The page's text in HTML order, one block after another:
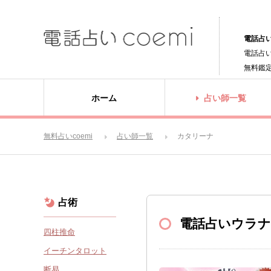
電話占
電話占
無料鑑
ホーム 占い師一覧
無料占いcoemi 占い師一覧 カタリーナ
電話占いウラナ
占術
四柱推命
イーチンタロット